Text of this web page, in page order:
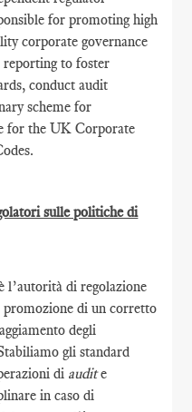
for promoting high
corporate governance
reporting to foster
conduct audit
scheme for
for the UK Corporate
sulle politiche di
l’autorità di regolazione
promozione di un corretto
degli
gli standard
di audite
in caso di